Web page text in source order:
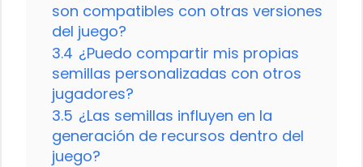
son compatibles con otras versiones
del juego?
3.4 ¿Puedo compartir mis propias
semillas personalizadas con otros
jugadores?
3.5 ¿Las semillas influyen en la
generación de recursos dentro del
juego?